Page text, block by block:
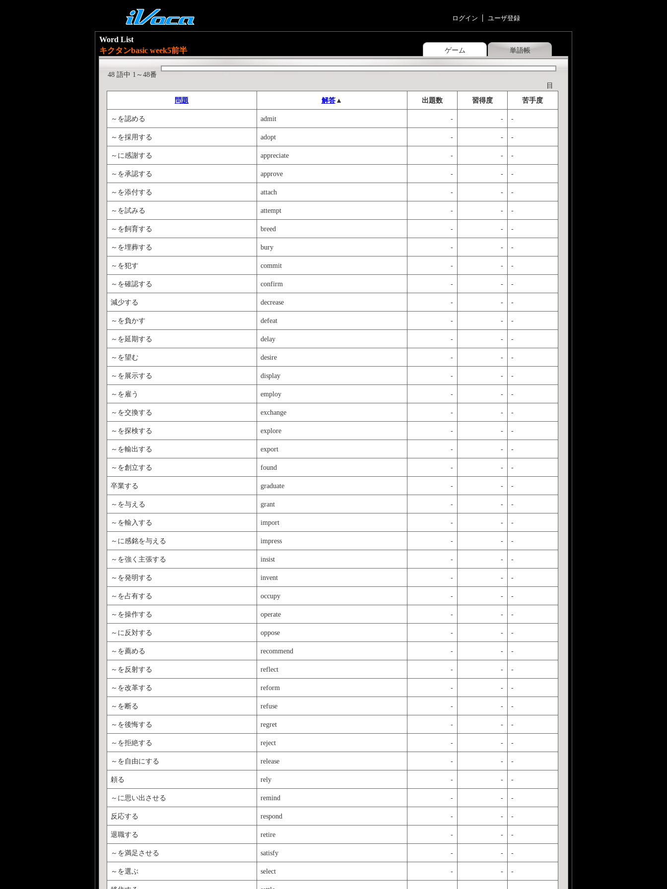
ログイン ユーザ登録
ゲーム 単語帳
Word List
キクタンbasic week5前半
48 語中 1～48番
目
問題
解答▲ 出題数 習得度 苦手度
～を認める admit - - -
～を採用する adopt - - -
～に感謝する appreciate - - -
～を承認する approve - - -
～を添付する attach - - -
～を試みる attempt - - -
～を飼育する breed - - -
～を埋葬する bury - - -
～を犯す commit - - -
～を確認する confirm - - -
減少する decrease - - -
～を負かす defeat - - -
～を延期する delay - - -
～を望む desire - - -
～を展示する display - - -
～を雇う employ - - -
～を交換する exchange - - -
～を探検する explore - - -
～を輸出する export - - -
～を創立する found - - -
卒業する graduate - - -
～を与える grant - - -
～を輸入する import - - -
～に感銘を与える impress - - -
～を強く主張する insist - - -
～を発明する invent - - -
～を占有する occupy - - -
～を操作する operate - - -
～に反対する oppose - - -
～を薦める recommend - - -
～を反射する reflect - - -
～を改革する reform - - -
～を断る refuse - - -
～を後悔する regret - - -
～を拒絶する reject - - -
～を自由にする release - - -
頼る rely - - -
～に思い出させる remind - - -
反応する respond - - -
退職する retire - - -
～を満足させる satisfy - - -
～を選ぶ select - - -